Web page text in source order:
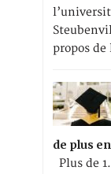
propos
de plus
Plus de